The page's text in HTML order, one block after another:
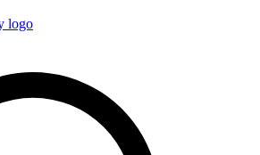
logo